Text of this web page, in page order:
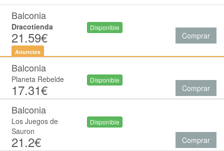
Balconia
Dracotienda
21.59€
Disponible
Comprar
Anuncios
Balconia
Planeta Rebelde
17.31€
Disponible
Comprar
Balconia
Los Juegos de
Sauron
21.2€
Disponible
Comprar